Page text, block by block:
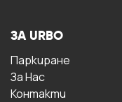
ЗА URBO
Паркиране
За Hас
Контакти